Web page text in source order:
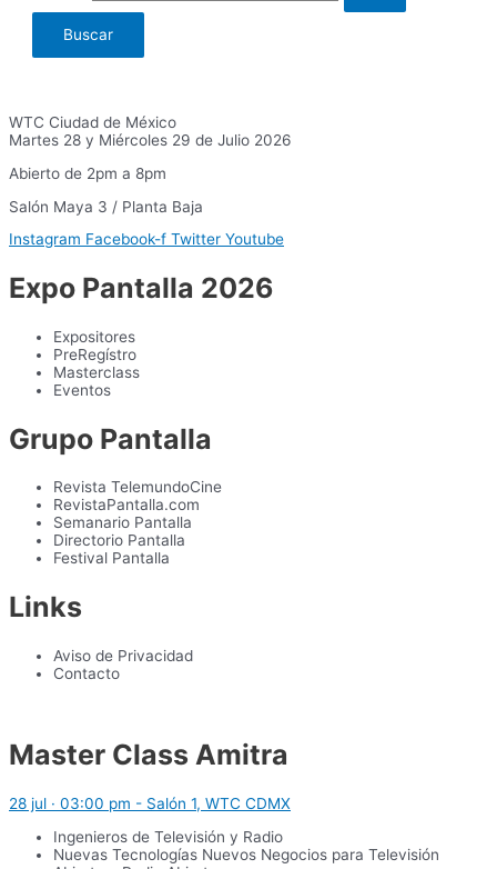
WTC Ciudad de México
Martes 28 y Miércoles 29 de Julio 2026
Abierto de 2pm a 8pm
Salón Maya 3 / Planta Baja
Instagram Facebook-f Twitter Youtube
Expo Pantalla 2026
Expositores
PreRegístro
Masterclass
Eventos
Grupo Pantalla
Revista TelemundoCine
RevistaPantalla.com
Semanario Pantalla
Directorio Pantalla
Festival Pantalla
Links
Aviso de Privacidad
Contacto
Master Class Amitra
28 jul · 03:00 pm - Salón 1, WTC CDMX
Ingenieros de Televisión y Radio
Nuevas Tecnologías Nuevos Negocios para Televisión